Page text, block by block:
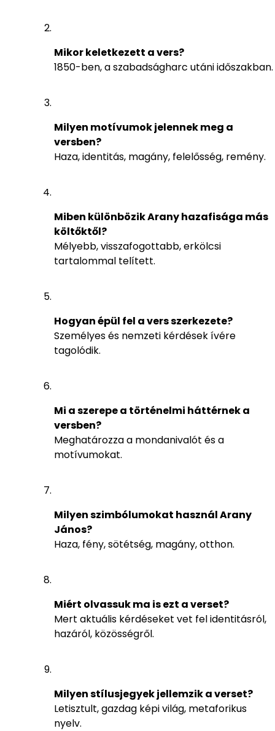
Mikor keletkezett a vers?
1850-ben, a szabadságharc utáni időszakban.
Milyen motívumok jelennek meg a
versben?
Haza, identitás, magány, felelősség, remény.
Miben különbözik Arany hazafisága más
költőktől?
Mélyebb, visszafogottabb, erkölcsi
tartalommal telített.
Hogyan épül fel a vers szerkezete?
Személyes és nemzeti kérdések ívére
tagolódik.
Mi a szerepe a történelmi háttérnek a
versben?
Meghatározza a mondanivalót és a
motívumokat.
Milyen szimbólumokat használ Arany
János?
Haza, fény, sötétség, magány, otthon.
Miért olvassuk ma is ezt a verset?
Mert aktuális kérdéseket vet fel identitásról,
hazáról, közösségről.
Milyen stílusjegyek jellemzik a verset?
Letisztult, gazdag képi világ, metaforikus
nyelv.